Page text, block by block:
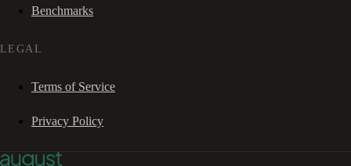
Benchmarks
LEGAL
Terms of Service
Privacy Policy